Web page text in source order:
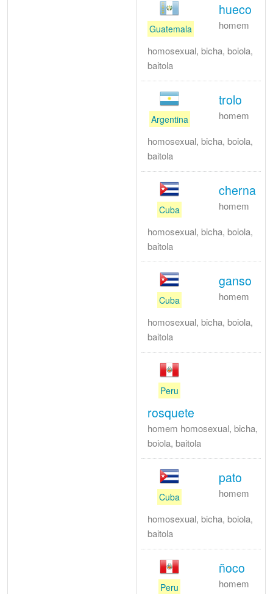
Guatemala
hueco
homem
homosexual, bicha, boiola,
baitola
Argentina
trolo
homem
homosexual, bicha, boiola,
baitola
Cuba
cherna
homem
homosexual, bicha, boiola,
baitola
Cuba
ganso
homem
homosexual, bicha, boiola,
baitola
Peru
rosquete
homem homosexual, bicha,
boiola, baitola
Cuba
pato
homem
homosexual, bicha, boiola,
baitola
Peru
ñoco
homem